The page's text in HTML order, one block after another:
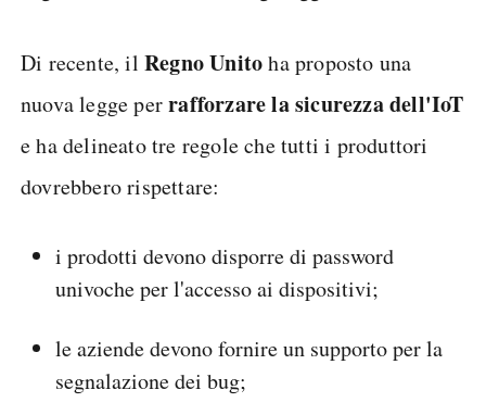
Di recente, il Regno Unitoha proposto una
nuova legge perrafforzare la sicurezza dell'IoT
e ha delineato tre regole che tutti i produttori
dovrebbero rispettare:
i prodotti devono disporre di password
univoche per l'accesso ai dispositivi;
le aziende devono fornire un supporto per la
segnalazione dei bug;